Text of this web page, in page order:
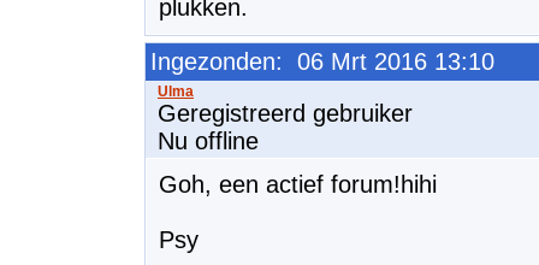
plukken.
Ingezonden: 06 Mrt 2016 13:10
Geregistreerd gebruiker
Nu offline
Goh, een actief forum!hihi
Psy